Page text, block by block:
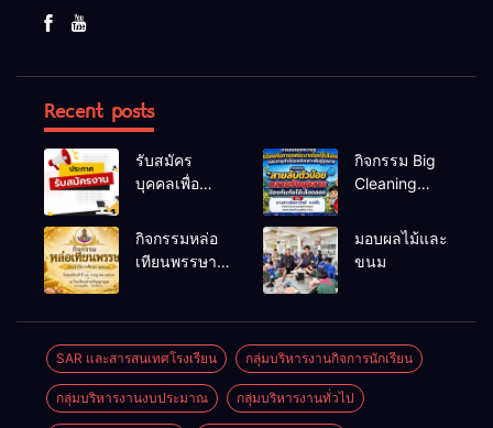
Recent posts
รับสมัคร
บุคคลเพื่อ
เลือกสรรเป็น
พนักงาน
กิจกรรม Big
Cleaning
ป้องกันโรคไข้
กิจกรรมหล่อ
เทียนพรรษา
มอบผลไม้และ
ขนม
SAR และสารสนเทศโรงเรียน กลุ่มบริหารงานกิจการนักเรียน
กลุ่มบริหารงานงบประมาณ กลุ่มบริหารงานทั่วไป